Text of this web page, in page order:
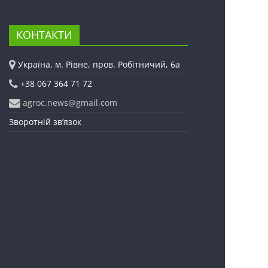
КОНТАКТИ
Україна, м. Рівне, пров. Робітничий, 6а
+38 067 364 71 72
agroc.news@gmail.com
Зворотній зв’язок